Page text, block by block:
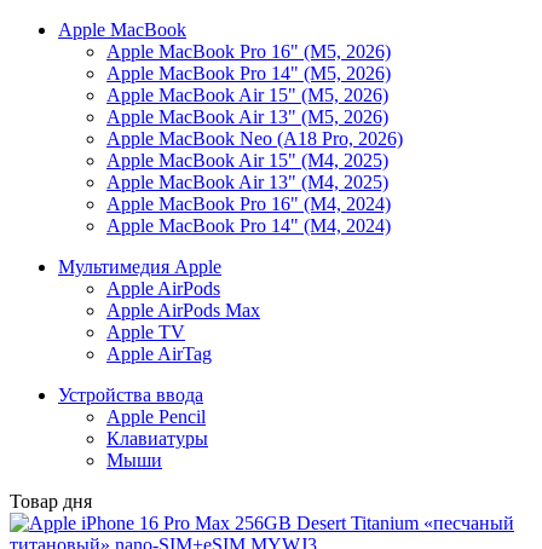
Apple MacBook
Apple MacBook Pro 16" (M5, 2026)
Apple MacBook Pro 14" (M5, 2026)
Apple MacBook Air 15" (M5, 2026)
Apple MacBook Air 13" (M5, 2026)
Apple MacBook Neo (A18 Pro, 2026)
Apple MacBook Air 15" (M4, 2025)
Apple MacBook Air 13" (M4, 2025)
Apple MacBook Pro 16" (M4, 2024)
Apple MacBook Pro 14" (M4, 2024)
Мультимедия Apple
Apple AirPods
Apple AirPods Max
Apple TV
Apple AirTag
Устройства ввода
Apple Pencil
Клавиатуры
Мыши
Товар дня